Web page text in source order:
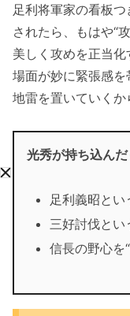
足利将軍家の看板
されたら、もはや“
美しく攻めを正当
場面が妙に緊張感
地雷を置いていくか
光秀が持ち込んだ
足利義昭とい
三好討伐とい
信長の野心を